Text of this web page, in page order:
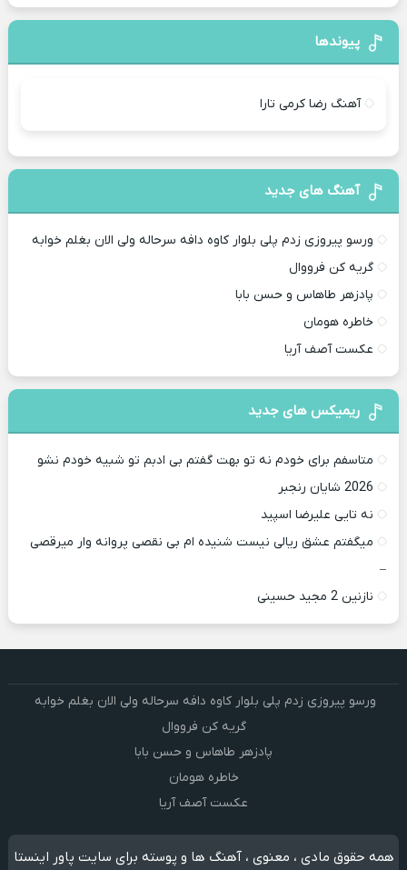
پیوندها
آهنگ رضا کرمی تارا
آهنگ های جدید
ورسو پیروزی زدم پلی بلوار کاوه دافه سرحاله ولی الان بغلم خوابه ‌
گریه کن فرووال
پادزهر طاهاس و حسن بابا
خاطره هومان
عکست آصف آریا
ریمیکس های جدید
متاسفم برای خودم نه تو بهت گفتم بی ادبم تو شبیه خودم نشو ‌ ‌
2026 شایان رنجبر
نه تایی علیرضا اسپید
میگفتم عشق ریالی نیست شنیده ام بی نقصی پروانه وار میرقصی
–
نازنین 2 مجید حسینی
ورسو پیروزی زدم پلی بلوار کاوه دافه سرحاله ولی الان بغلم خوابه ‌
گریه کن فرووال
پادزهر طاهاس و حسن بابا
خاطره هومان
عکست آصف آریا
همه حقوق مادی ، معنوی ، آهنگ ها و پوسته برای سایت پاور اینستا